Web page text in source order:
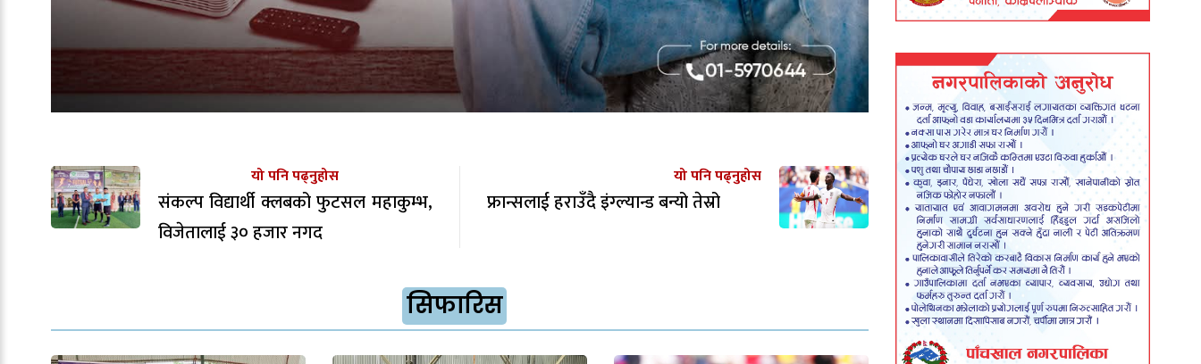
यो पनि पढ्नुहोस
संकल्प विद्यार्थी क्लबको फुटसल महाकुम्भ,
विजेतालाई ३० हजार नगद
यो पनि पढ्नुहोस
फ्रान्सलाई हराउँदै इंग्ल्यान्ड बन्यो तेस्रो
सिफारिस